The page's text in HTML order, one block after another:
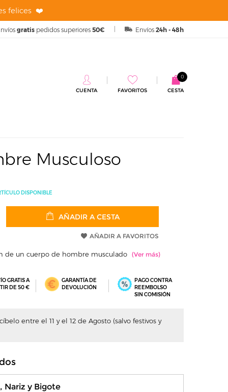
felices ❤️
Envíos 24h - 48h
gratis pedidos superiores 50€
CESTA
0
CUENTA FAVORITOS
Musculoso
DISPONIBLE
AÑADIR A CESTA
AÑADIR A FAVORITOS
de un cuerpo de hombre musculado
GRATIS A
DE 50 €
GARANTÍA DE
DEVOLUCIÓN
PAGO CONTRA
REEMBOLSO
SIN COMISIÓN
entre el 11 y el 12 de Agosto (salvo festivos y
Nariz y Bigote